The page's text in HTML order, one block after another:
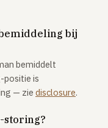
bij
bemiddelt
positie is
— zie disclosure.
storing?